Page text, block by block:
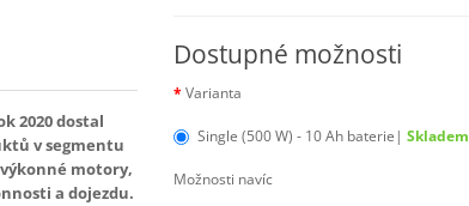
2020 dostal
v segmentu
motory,
a dojezdu.
Dostupné možnosti
Varianta
Single (500 W) - 10 Ah baterie| Skladem
Možnosti navíc